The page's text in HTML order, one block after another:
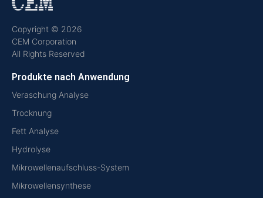
Copyright © 2026
CEM Corporation
All Rights Reserved
Produkte nach Anwendung
Veraschung Analyse
Trocknung
Fett Analyse
Hydrolyse
Mikrowellenaufschluss-System
Mikrowellensynthese